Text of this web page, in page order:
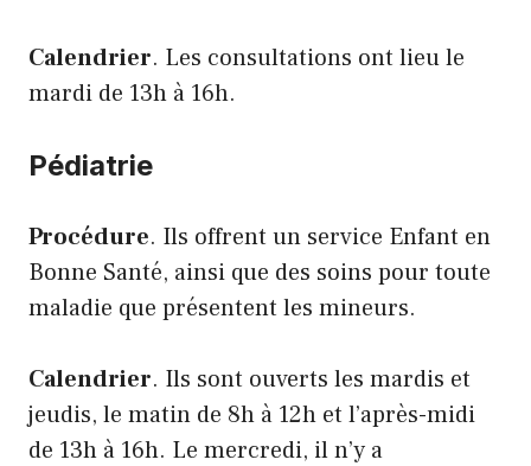
Calendrier. Les consultations ont lieu le
mardi de 13h à 16h.
Pédiatrie
Procédure. Ils offrent un service Enfant en
Bonne Santé, ainsi que des soins pour toute
maladie que présentent les mineurs.
Calendrier. Ils sont ouverts les mardis et
jeudis, le matin de 8h à 12h et l’après-midi
de 13h à 16h. Le mercredi, il n’y a